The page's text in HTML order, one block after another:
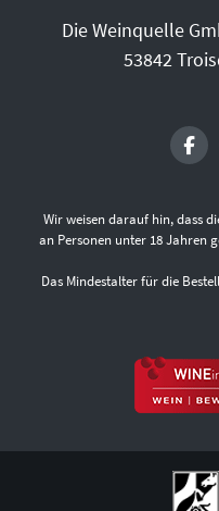
Die Weinquelle
53842
Wir weisen darauf hin, dass
an Personen unter 18 Jahren
Das Mindestalter für die